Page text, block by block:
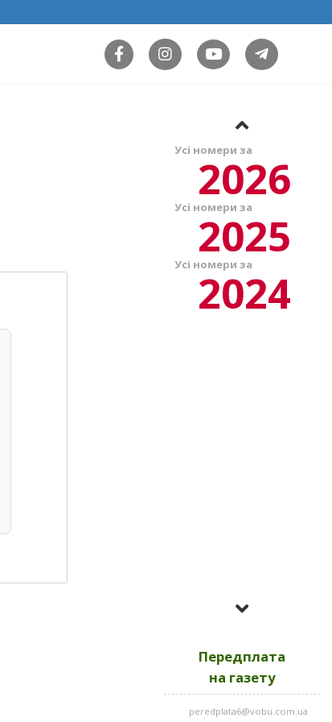
Усі номери за
2026
Усі номери за
2025
Усі номери за
2024
2023
Усі номери за
2022
Усі номери за
Передплата
на газету
peredplata6@vobu.com.ua